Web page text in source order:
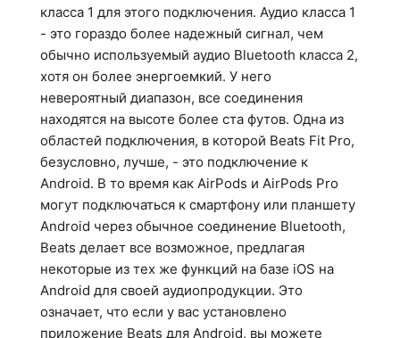
класса 1 для этого подключения. Аудио класса 1
- это гораздо более надежный сигнал, чем
обычно используемый аудио Bluetooth класса 2,
хотя он более энергоемкий. У него
невероятный диапазон, все соединения
находятся на высоте более ста футов. Одна из
областей подключения, в которой Beats Fit Pro,
безусловно, лучше, - это подключение к
Android. В то время как AirPods и AirPods Pro
могут подключаться к смартфону или планшету
Android через обычное соединение Bluetooth,
Beats делает все возможное, предлагая
некоторые из тех же функций на базе iOS на
Android для своей аудиопродукции. Это
означает, что если у вас установлено
приложение Beats для Android, вы можете